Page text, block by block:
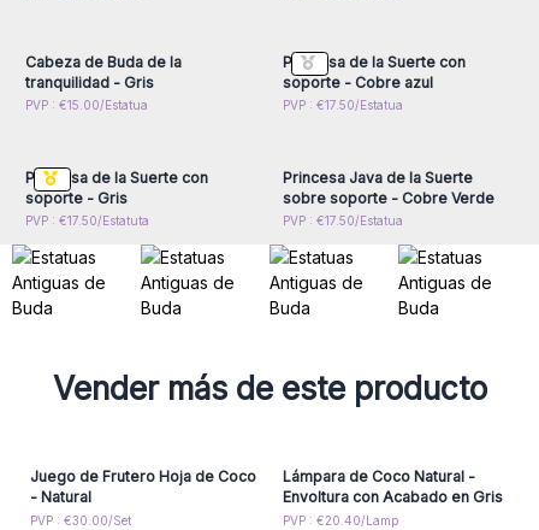
Cabeza de Buda de la
tranquilidad - Gris
PVP : €15.00/Estatua
Princesa de la Suerte con
soporte - Cobre azul
PVP : €17.50/Estatua
Inicie sesión o regístrese
Princesa de la Suerte con
soporte - Gris
PVP : €17.50/Estatuta
Inicie sesión o regístrese
Princesa Java de la Suerte
sobre soporte - Cobre Verde
PVP : €17.50/Estatua
Vender más de este producto
Juego de Frutero Hoja de Coco
- Natural
PVP : €30.00/Set
Lámpara de Coco Natural -
Envoltura con Acabado en Gris
PVP : €20.40/Lamp